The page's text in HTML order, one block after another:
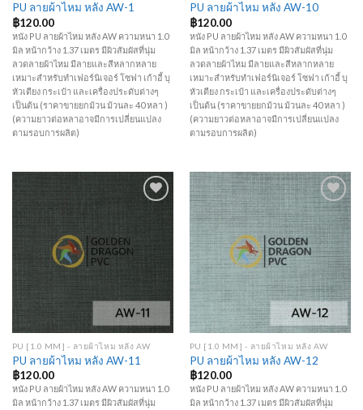
PU ลายผ้าไหม หลัง AW-1
฿120.00
หนัง PU ลายผ้าไหม หลัง AW ความหนา 1.0
มิล หน้ากว้าง 1.37 เมตร มีผิวสัมผัสที่นุ่ม
ลวดลายผ้าไหม มีลายและสีหลากหลาย
เหมาะสำหรับทำเฟอร์นิเจอร์ โซฟา เก้าอี้ บุ
หัวเตียง กระเป๋า และเครื่องประดับต่างๆ
เป็นต้น (ราคาขายยกม้วน ม้วนละ 40 หลา )
(ความยาวต่อหลาอาจมีการเปลี่ยนแปลง
ตามรอบการผลิต)
PU ลายผ้าไหม หลัง AW-10
฿120.00
หนัง PU ลายผ้าไหม หลัง AW ความหนา 1.0
มิล หน้ากว้าง 1.37 เมตร มีผิวสัมผัสที่นุ่ม
ลวดลายผ้าไหม มีลายและสีหลากหลาย
เหมาะสำหรับทำเฟอร์นิเจอร์ โซฟา เก้าอี้ บุ
หัวเตียง กระเป๋า และเครื่องประดับต่างๆ
เป็นต้น (ราคาขายยกม้วน ม้วนละ 40 หลา )
(ความยาวต่อหลาอาจมีการเปลี่ยนแปลง
ตามรอบการผลิต)
Wishlist
PU [1.0 MM] - ลายผ้าไหม หลัง AW
PU ลายผ้าไหม หลัง AW-11
฿120.00
หนัง PU ลายผ้าไหม หลัง AW ความหนา 1.0
มิล หน้ากว้าง 1.37 เมตร มีผิวสัมผัสที่นุ่ม
Add to
Wishlist
PU [1.0 MM] - ลายผ้าไหม หลัง AW
PU ลายผ้าไหม หลัง AW-12
฿120.00
หนัง PU ลายผ้าไหม หลัง AW ความหนา 1.0
มิล หน้ากว้าง 1.37 เมตร มีผิวสัมผัสที่นุ่ม